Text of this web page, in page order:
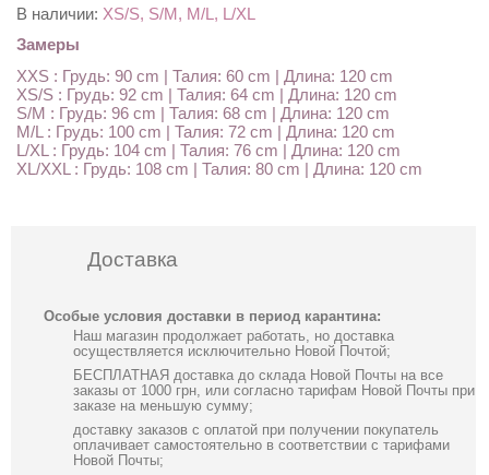
В наличии: XS/S, S/M, M/L, L/XL
Замеры
XXS : Грудь: 90 cm | Талия: 60 cm | Длина: 120 cm
XS/S : Грудь: 92 cm | Талия: 64 cm | Длина: 120 cm
S/M : Грудь: 96 cm | Талия: 68 cm | Длина: 120 cm
M/L : Грудь: 100 cm | Талия: 72 cm | Длина: 120 cm
L/XL : Грудь: 104 cm | Талия: 76 cm | Длина: 120 cm
XL/XXL : Грудь: 108 cm | Талия: 80 cm | Длина: 120 cm
Доставка
Особые условия доставки в период карантина:
Наш магазин продолжает работать, но доставка
осуществляется исключительно Новой Почтой;
БЕСПЛАТНАЯ доставка до склада Новой Почты на все
заказы от 1000 грн, или согласно тарифам Новой Почты при
заказе на меньшую сумму;
доставку заказов с оплатой при получении покупатель
оплачивает самостоятельно в соответствии с тарифами
Новой Почты;